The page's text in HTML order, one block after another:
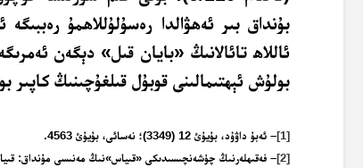
بۇنداق بىر ئەھۋالدا رەسۇلۇللاھمۇ
ئاللاھ تائالانىڭ «بايان قىل» دېگەن
بولۇش ئېھتىمالىنى قوبۇل قىلغۇچىنىڭ كاپىر
[1]
– ئەبۇ داۋۇد، بۇيۇئ 12 (3349)؛ نەسائى، بۇيۇئ 4563
.
[2]– فەقىھلەرنىڭ چۈشەنچىسىدىكى «قىياس»نىڭ مەنىسى مۇنداق: